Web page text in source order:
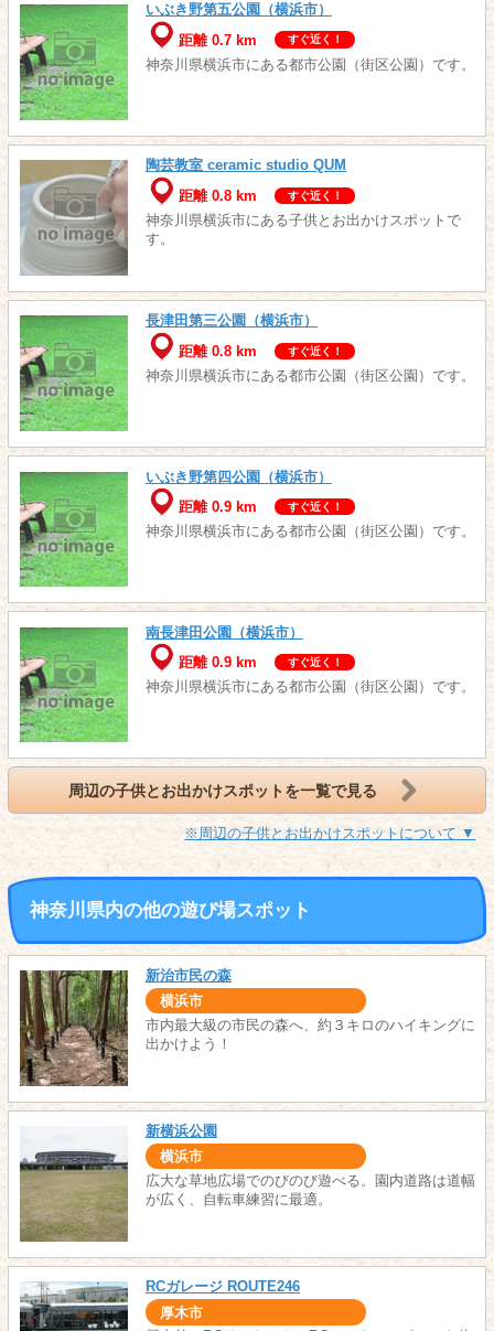
いぶき野第五公園（横浜市）
距離 0.7 km
すぐ近く！
神奈川県横浜市にある都市公園（街区公園）です。
陶芸教室 ceramic studio QUM
距離 0.8 km
すぐ近く！
神奈川県横浜市にある子供とお出かけスポットで
す。
長津田第三公園（横浜市）
距離 0.8 km
すぐ近く！
神奈川県横浜市にある都市公園（街区公園）です。
いぶき野第四公園（横浜市）
距離 0.9 km
すぐ近く！
神奈川県横浜市にある都市公園（街区公園）です。
南長津田公園（横浜市）
距離 0.9 km
すぐ近く！
神奈川県横浜市にある都市公園（街区公園）です。
周辺の子供とお出かけスポットを一覧で見る
※周辺の子供とお出かけスポットについて ▼
神奈川県内の他の遊び場スポット
新治市民の森
横浜市
市内最大級の市民の森へ、約３キロのハイキングに
出かけよう！
新横浜公園
横浜市
広大な草地広場でのびのび遊べる。園内道路は道幅
が広く、自転車練習に最適。
RCガレージ ROUTE246
厚木市